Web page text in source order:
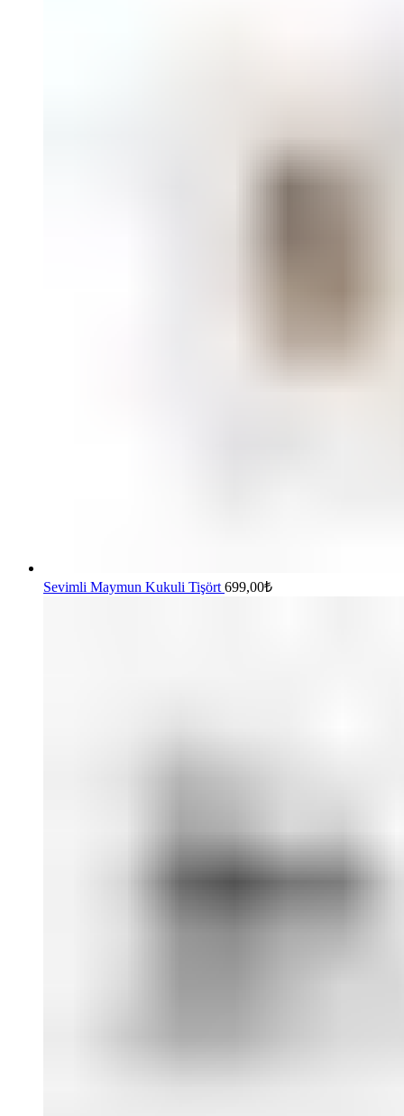
Sevimli Maymun Kukuli Tişört 699,00₺